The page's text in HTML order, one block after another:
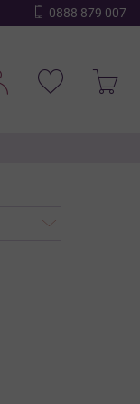
0888 879 007